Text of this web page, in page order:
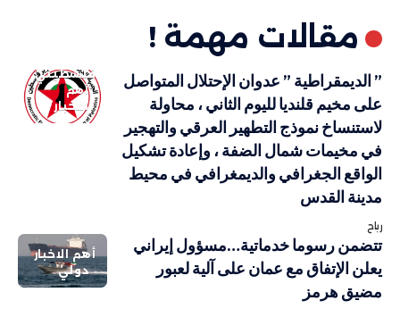
مقالات مهمة !
فلسطيني
أهم
الاخبار
” الديمقراطية ” عدوان الإحتلال المتواصل
على مخيم قلنديا لليوم الثاني ، محاولة
لاستنساخ نموذج التطهير العرقي والتهجير
في مخيمات شمال الضفة ، وإعادة تشكيل
الواقع الجغرافي والديمغرافي في محيط
مدينة القدس
رباح
أهم الاخبار
دولي
تتضمن رسوما خدماتية…مسؤول إيراني
يعلن الإتفاق مع عمان على آلية لعبور
مضيق هرمز